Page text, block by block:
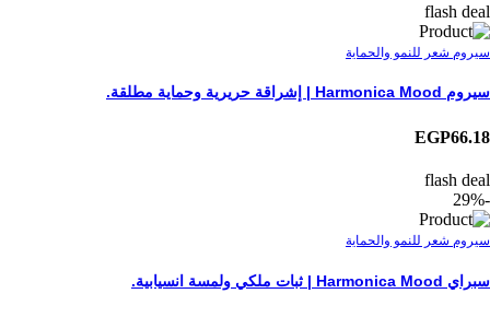
flash deal
سيروم شعر للنمو والحماية
سيروم Harmonica Mood | إشراقة حريرية وحماية مطلقة.
EGP66.18
flash deal
-29%
سيروم شعر للنمو والحماية
سبراي Harmonica Mood | ثبات ملكي ولمسة انسيابية.